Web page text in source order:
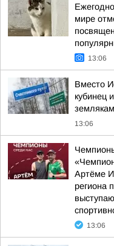
мире
13:06
Вместо
кубинец
13:06
Артёме
региона
13:06